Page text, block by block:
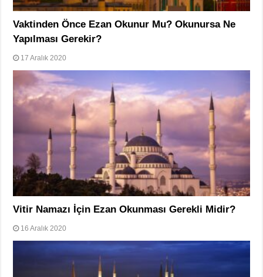
Vaktinden Önce Ezan Okunur Mu? Okunursa Ne
Yapılması Gerekir?
17 Aralık 2020
Vitir Namazı İçin Ezan Okunması Gerekli Midir?
16 Aralık 2020